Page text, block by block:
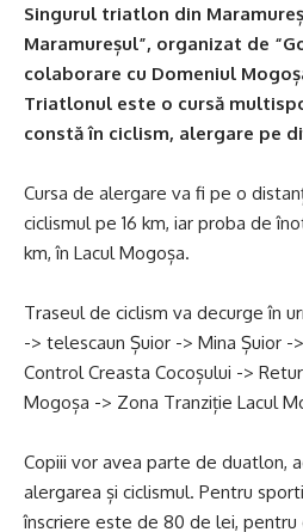
Singurul triatlon din
Maramureșul”, organizat de
colaborare cu Domeniul
Triatlonul este o cursă
constă în ciclism, alergare pe
Cursa de alergare va fi pe o
ciclismul pe 16 km, iar proba de
km, în Lacul Mogoșa.
Traseul de ciclism va decurge în
-> telescaun Șuior -> Mina Șuior -
Control Creasta Cocoșului ->
Mogoșa -> Zona Tranziție Lacul
Copiii vor avea parte de duatlon,
alergarea și ciclismul. Pentru
înscriere este de 80 de lei,